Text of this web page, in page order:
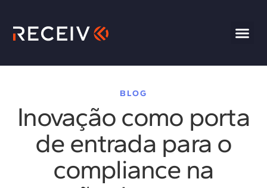
BLOG
Inovação como porta
de entrada para o
compliance na